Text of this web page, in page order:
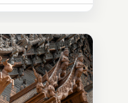
них есть
иной